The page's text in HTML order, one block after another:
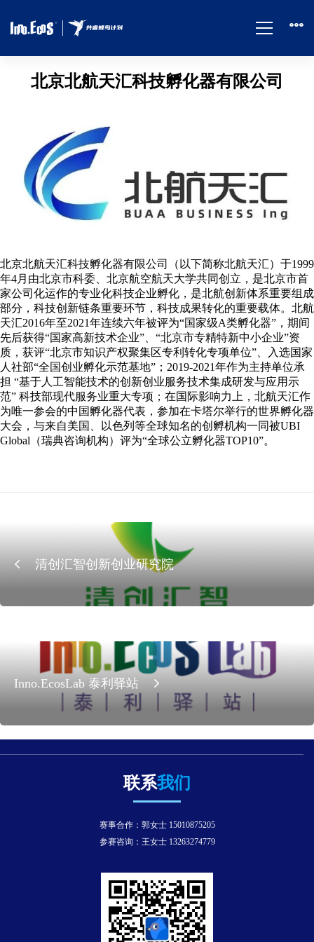
北
天
孵
化
器
北京北航天汇科技孵化器有限公司
北京北航天汇科技孵化器有限公司（以下简称北航天汇）于1999
年4月由北京市科委、北京航空航天大学共同创立，是北京市首
家公司化运作的专业化科技企业孵化，是北航创新体系重要组成
部分，科技创新链条重要环节，科技成果转化的重要载体。北航
天汇2016年至2021年连续六年被评为“国家级A类孵化器”，期间
先后获得“国家高新技术企业”、“北京市专精特新中小企业”资
质，获评“北京市知识产权聚集区专利转化专项单位”、入选国家
人社部“全国创业孵化示范基地”；2019-2021年作为主持单位承
担 “基于人工智能技术的创新创业服务技术集成研发与应用示
范” 科技部现代服务业重大专项；在国际影响力上，北航天汇作
为唯一参会的中国孵化器代表，参加在卡塔尔举行的世界孵化器
大会，与来自美国、以色列等全球知名的创孵机构一同被UBI
Global（瑞典咨询机构）评为“全球公立孵化器TOP10”。
清创汇智创新创业研究院
Inno.EcosLab 泰利驿站
联系我们
赛事合作：郭女士 15010875205
参赛咨询：王女士 13263274779